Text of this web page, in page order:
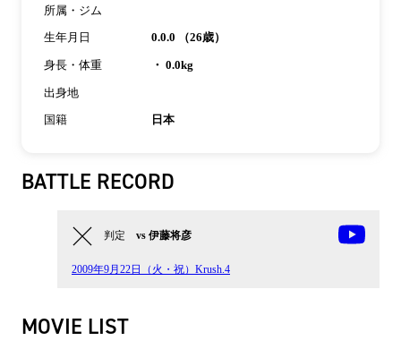
所属・ジム
生年月日 0.0.0 （26歳）
身長・体重 ・ 0.0kg
出身地
国籍 日本
BATTLE RECORD
判定 vs 伊藤将彦
2009年9月22日（火・祝）Krush.4
MOVIE LIST